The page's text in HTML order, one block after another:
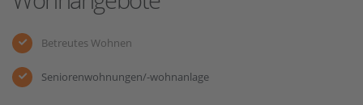
Betreutes Wohnen
Seniorenwohnungen/-wohnanlage